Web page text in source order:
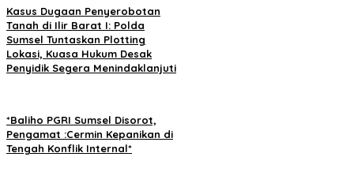
Kasus Dugaan Penyerobotan
Tanah di Ilir Barat I: Polda
Sumsel Tuntaskan Plotting
Lokasi, Kuasa Hukum Desak
Penyidik Segera Menindaklanjuti
*Baliho PGRI Sumsel Disorot,
Pengamat :Cermin Kepanikan di
Tengah Konflik Internal*